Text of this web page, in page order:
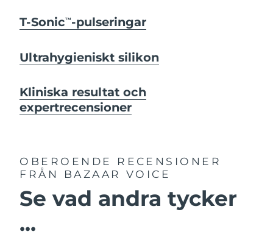
T-SonicTM -pulseringar
Ultrahygieniskt silikon
Kliniska resultat och
expertrecensioner
OBEROENDE RECENSIONER
FRÅN BAZAAR VOICE
Se vad andra tycker
...